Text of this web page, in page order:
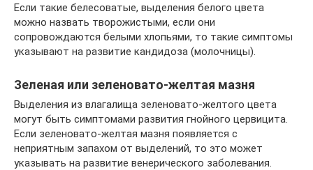
Если такие белесоватые, выделения белого цвета
можно назвать творожистыми, если они
сопровождаются белыми хлопьями, то такие симптомы
указывают на развитие кандидоза (молочницы).
Зеленая или зеленовато-желтая мазня
Выделения из влагалища зеленовато-желтого цвета
могут быть симптомами развития гнойного цервицита.
Если зеленовато-желтая мазня появляется с
неприятным запахом от выделений, то это может
указывать на развитие венерического заболевания.